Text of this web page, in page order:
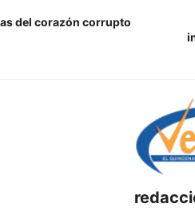
del corazón corrupto